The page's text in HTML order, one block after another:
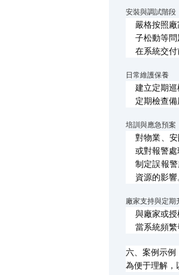
安裝與調試階段
嚴格按照
子松動等問
在系統交付
日常維護保養
建立定期
定期檢查
培訓與應急預案
對物業、
或對報警處
制定誤報
資源的影響
廠家支持與定期
與廠家或
當系統頻繁
六、案例示例
為便于理解，